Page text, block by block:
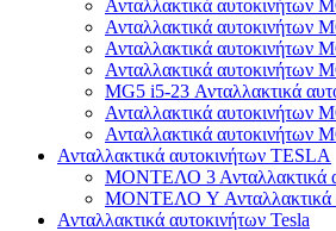
Ανταλλακτικά αυτοκινήτων
Ανταλλακτικά αυτοκινήτων
Ανταλλακτικά αυτοκινήτων
Ανταλλακτικά αυτοκινήτων
MG5 i5-23 Ανταλλακτικά
Ανταλλακτικά αυτοκινήτων
Ανταλλακτικά αυτοκινήτων
Ανταλλακτικά αυτοκινήτων TESLA
ΜΟΝΤΕΛΟ 3 Ανταλλακτικά
ΜΟΝΤΕΛΟ Y Ανταλλακτικά
Ανταλλακτικά αυτοκινήτων Tesla